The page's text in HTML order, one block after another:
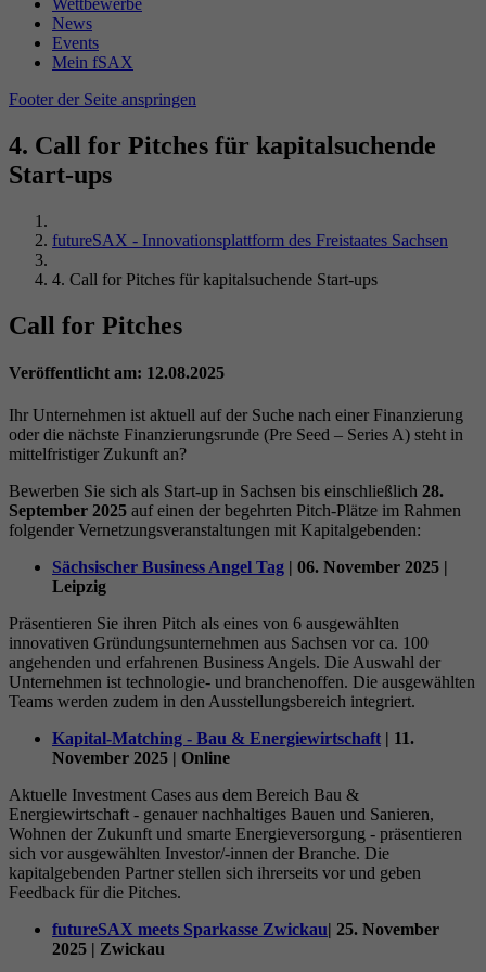
Wettbewerbe
News
Events
Mein fSAX
Footer der Seite anspringen
4. Call for Pitches für kapitalsuchende
Start-ups
futureSAX - Innovationsplattform des Freistaates Sachsen
4. Call for Pitches für kapitalsuchende Start-ups
Call for Pitches
Veröffentlicht am: 12.08.2025
Ihr Unternehmen ist aktuell auf der Suche nach einer Finanzierung
oder die nächste Finanzierungsrunde (Pre Seed – Series A) steht in
mittelfristiger Zukunft an?
Bewerben Sie sich als Start-up in Sachsen bis einschließlich 28.
September 2025 auf einen der begehrten Pitch-Plätze im Rahmen
folgender Vernetzungsveranstaltungen mit Kapitalgebenden:
Sächsischer Business Angel Tag | 06. November 2025 |
Leipzig
Präsentieren Sie ihren Pitch als eines von 6 ausgewählten
innovativen Gründungsunternehmen aus Sachsen vor ca. 100
angehenden und erfahrenen Business Angels. Die Auswahl der
Unternehmen ist technologie- und branchenoffen. Die ausgewählten
Teams werden zudem in den Ausstellungsbereich integriert.
Kapital-Matching - Bau & Energiewirtschaft | 11.
November 2025 | Online
Aktuelle Investment Cases aus dem Bereich Bau &
Energiewirtschaft - genauer nachhaltiges Bauen und Sanieren,
Wohnen der Zukunft und smarte Energieversorgung - präsentieren
sich vor ausgewählten Investor/-innen der Branche. Die
kapitalgebenden Partner stellen sich ihrerseits vor und geben
Feedback für die Pitches.
futureSAX meets Sparkasse Zwickau| 25. November
2025 | Zwickau
Laufzeit
Zweck
aktuellen Sessiondaten des Nutzers abgelegt
Anbieter
Laufzeit 24 Stunden
Enthält eine zufallsgenerierte User-ID. Anhand
Besuchen zusammenführen.
Anbieter YouTube (Google)
Laufzeit
Zweck
Versucht, die Benutzerbandbreite auf Seiten
mit integrierten YouTube-Videos zu schätzen.
Name VISITOR_PRIVACY_METADATA
Anbieter YouTube (Google)
Laufzeit 6 Monate
Zweck
Datenschutzeinstellungen der Nutzer auf der
Youtube-Plattform zu verfolgen und zu
Name YSC
Anbieter YouTube (Google)
Zweck
Registriert eine eindeutige ID, um Statistiken
der Videos von YouTube, die der Benutzer
gesehen hat, zu behalten.